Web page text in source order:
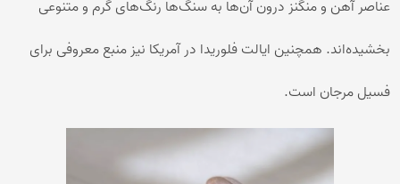
عناصر آهن و منگنز درون آن‌ها به سنگ‌ها رنگ‌های گرم و متنوعی
بخشیده‌اند. همچنین ایالت فلوریدا در آمریکا نیز منبع معروفی برای
فسیل مرجان است.